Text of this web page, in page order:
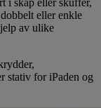
eller enkle
av ulike
stativ for iPaden og